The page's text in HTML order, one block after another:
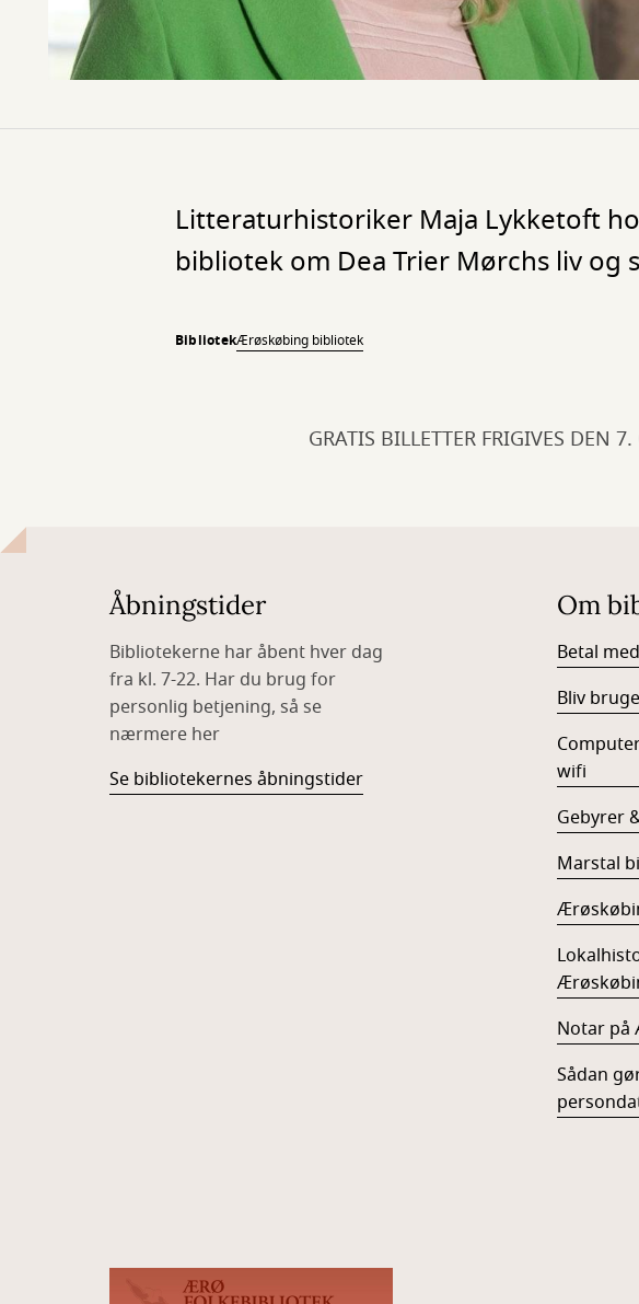
Litteraturhistoriker Maja Lykketoft
bibliotek om Dea Trier Mørchs liv og
BibliotekÆrøskøbing bibliotek
GRATIS BILLETTER FRIGIVES DEN
Åbningstider
Bibliotekerne har åbent hver dag
fra kl. 7-22. Har du brug for
personlig betjening, så se
nærmere her
Se bibliotekernes åbningstider
Om
Betal
Bliv
wifi
Gebyrer
Marstal
Notar
Sådan